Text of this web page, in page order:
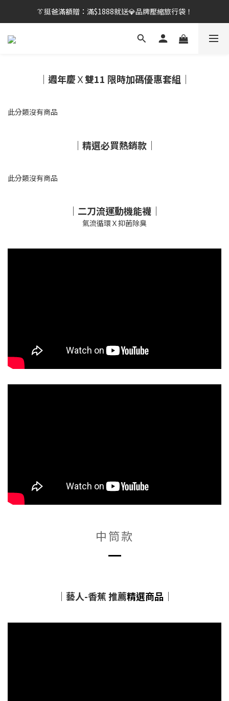
👔挺爸行動：全館襪款【最低$149起】✨立即下單！
👔挺爸滿額贈：滿$1888就送💎品牌壓縮旅行袋！
【刷卡/電子支付限定】下單送✨WARX品牌質感杯袋！
｜週年慶Ｘ雙11 限時加碼優惠套組｜
此分類沒有商品
｜精選必買熱銷款 ｜
此分類沒有商品
｜二刀流運動機能襪｜
氣流循環Ｘ抑菌除臭
中筒款
｜藝人-香蕉 推薦精選商品｜